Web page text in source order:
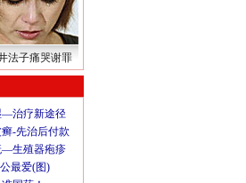
法子痛哭谢罪